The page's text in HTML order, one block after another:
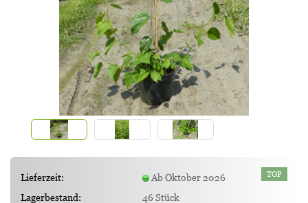
TOP
Lieferzeit:
Ab Oktober 2026
Lagerbestand:
46Stück